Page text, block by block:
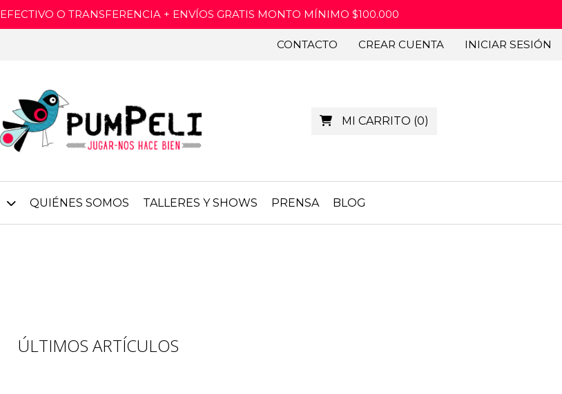
O TRANSFERENCIA + ENVÍOS GRATIS MONTO MÍNIMO $100.000
CONTACTO CREAR CUENTA INICIAR SESIÓN
MI CARRITO (0)
QUIÉNES SOMOS TALLERES Y SHOWS PRENSA BLOG
ÚLTIMOS ARTÍCULOS